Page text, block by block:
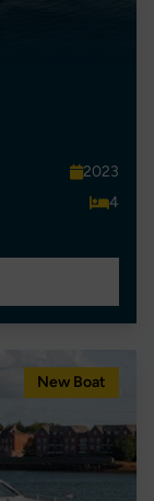
2023
4
New Boat